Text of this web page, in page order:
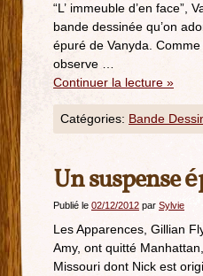
“L’ immeuble d’en
bande dessinée qu’on
épuré de Vanyda. Comme
observe …
Continuer la lecture »
Catégories: Bande
Un suspense
Publié le 02/12/2012 par Sylvie
Les Apparences, Gillian
Amy, ont quitté
Missouri dont Nick est